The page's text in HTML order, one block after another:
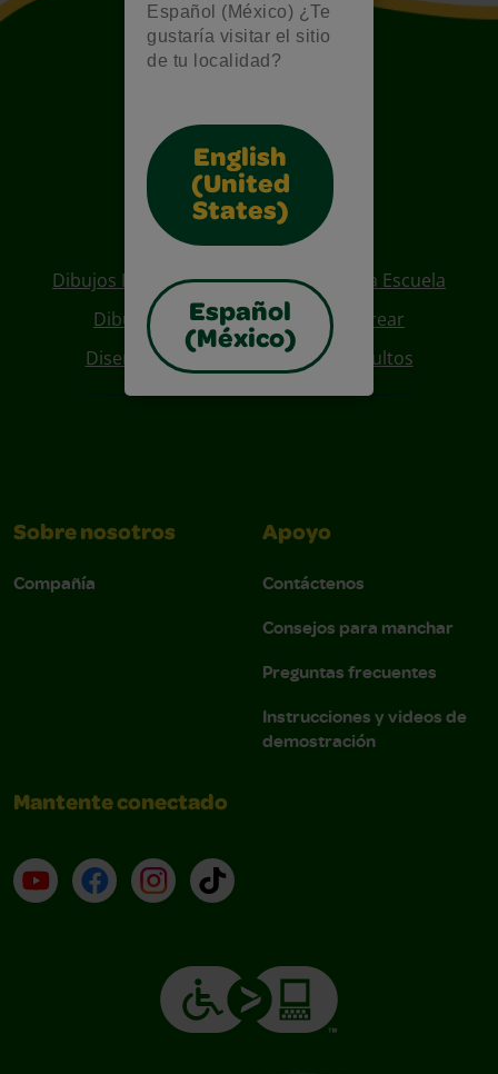
Español (México) ¿Te
gustaría visitar el sitio
de tu localidad?
English
(United
States)
Español
(México)
Also of Interest
Dibujos Para Colorear De Regreso A La Escuela
Dibujos De Personajes Para Colorear
Diseños Para Coloreables Para Adultos
Sobre nosotros
Compañía
Apoyo
Contáctenos
Consejos para manchar
Preguntas frecuentes
Instrucciones y videos de
demostración
Mantente conectado
YouTube (en inglés)
Facebook (en inglés)
Instagram (en inglés)
TikTok